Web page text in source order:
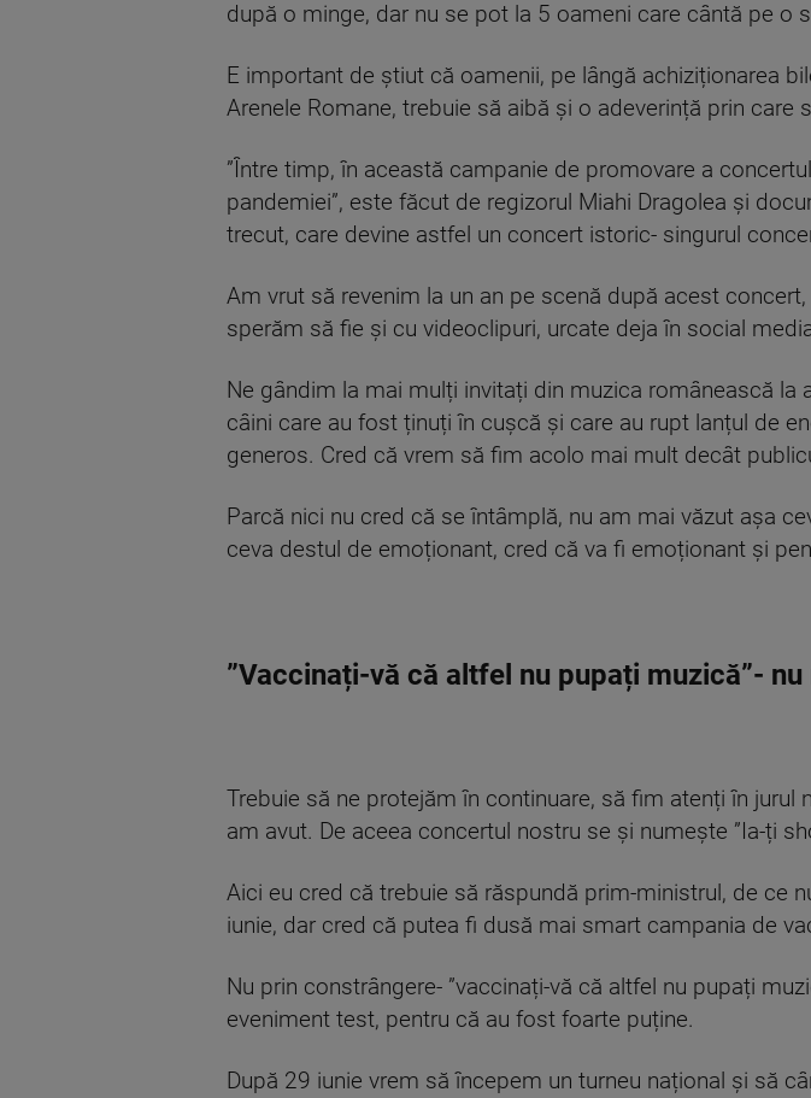
după o minge, dar nu se pot la 5 oameni care cântă pe o
E important de știut că oamenii, pe lângă achiziționarea
Arenele Romane, trebuie să aibă și o adeverință prin care
”Între timp, în această campanie de promovare a
pandemiei”, este făcut de regizorul Miahi Dragolea și
trecut, care devine astfel un concert istoric- singurul
Am vrut să revenim la un an pe scenă după acest
sperăm să fie și cu videoclipuri, urcate deja în social
Ne gândim la mai mulți invitați din muzica românească
câini care au fost ținuți în cușcă și care au rupt lanțul de
generos. Cred că vrem să fim acolo mai mult decât
Parcă nici nu cred că se întâmplă, nu am mai văzut așa
ceva destul de emoționant, cred că va fi emoționant și
”Vaccinați-vă că altfel nu pupați muzică”-
Trebuie să ne protejăm în continuare, să fim atenți în
am avut. De aceea concertul nostru se și numește ”Ia-ți
Aici eu cred că trebuie să răspundă prim-ministrul, de ce
iunie, dar cred că putea fi dusă mai smart campania de
Nu prin constrângere- ”vaccinați-vă că altfel nu pupați
eveniment test, pentru că au fost foarte puține.
După 29 iunie vrem să începem un turneu național și să